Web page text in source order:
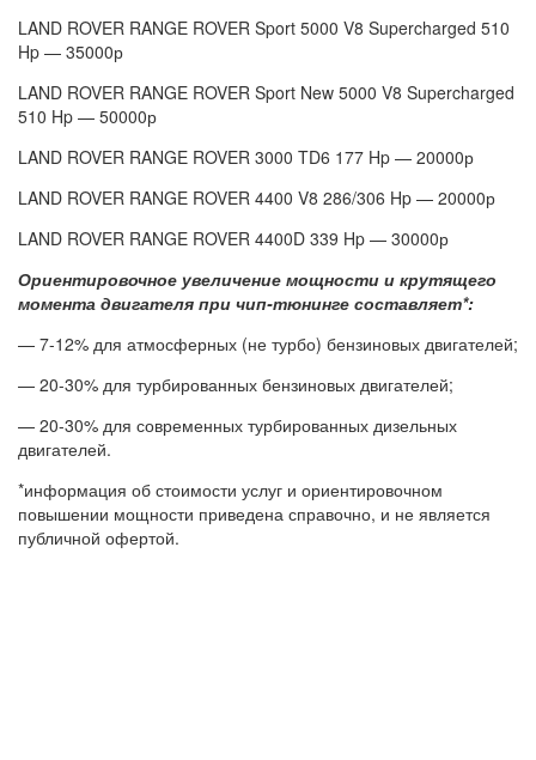
LAND ROVER RANGE ROVER Sport 5000 V8 Supercharged 510
Hp — 35000р
LAND ROVER RANGE ROVER Sport New 5000 V8 Supercharged
510 Hp — 50000р
LAND ROVER RANGE ROVER 3000 TD6 177 Hp — 20000р
LAND ROVER RANGE ROVER 4400 V8 286/306 Hp — 20000р
LAND ROVER RANGE ROVER 4400D 339 Hp — 30000р
Ориентировочное увеличение мощности и крутящего
момента двигателя при чип-тюнинге составляет*:
— 7-12% для атмосферных (не турбо) бензиновых двигателей;
— 20-30% для турбированных бензиновых двигателей;
— 20-30% для современных турбированных дизельных
двигателей.
*информация об стоимости услуг и ориентировочном
повышении мощности приведена справочно, и не является
публичной офертой.